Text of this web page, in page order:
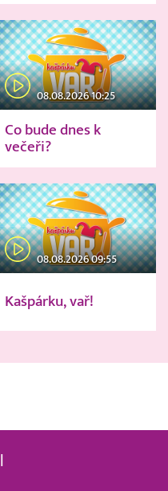
08.08.2026 10:25
Co bude dnes k
večeři?
08.08.2026 09:55
Kašpárku, vař!